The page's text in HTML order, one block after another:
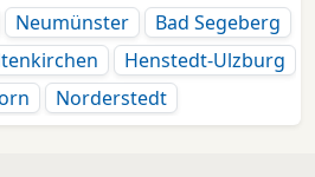
Neumünster
Bad Segeberg
Henstedt-Ulzburg
Norderstedt